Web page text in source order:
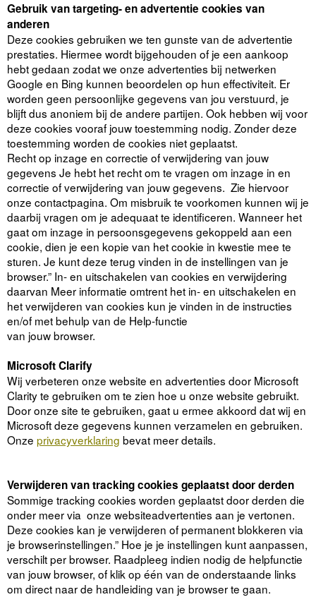
Gebruik van targeting- en advertentie cookies van
anderen
Deze cookies gebruiken we ten gunste van de advertentie
prestaties. Hiermee wordt bijgehouden of je een aankoop
hebt gedaan zodat we onze advertenties bij netwerken
Google en Bing kunnen beoordelen op hun effectiviteit. Er
worden geen persoonlijke gegevens van jou verstuurd, je
blijft dus anoniem bij de andere partijen. Ook hebben wij voor
deze cookies vooraf jouw toestemming nodig. Zonder deze
toestemming worden de cookies niet geplaatst.
Recht op inzage en correctie of verwijdering van jouw
gegevens Je hebt het recht om te vragen om inzage in en
correctie of verwijdering van jouw gegevens. Zie hiervoor
onze contactpagina. Om misbruik te voorkomen kunnen wij je
daarbij vragen om je adequaat te identificeren. Wanneer het
gaat om inzage in persoonsgegevens gekoppeld aan een
cookie, dien je een kopie van het cookie in kwestie mee te
sturen. Je kunt deze terug vinden in de instellingen van je
browser.” In- en uitschakelen van cookies en verwijdering
daarvan Meer informatie omtrent het in- en uitschakelen en
het verwijderen van cookies kun je vinden in de instructies
en/of met behulp van de Help-functie
van jouw browser.
Microsoft Clarify
Wij verbeteren onze website en advertenties door Microsoft
Clarity te gebruiken om te zien hoe u onze website gebruikt.
Door onze site te gebruiken, gaat u ermee akkoord dat wij en
Microsoft deze gegevens kunnen verzamelen en gebruiken.
Onze privacyverklaring bevat meer details.
Verwijderen van tracking cookies geplaatst door derden
Sommige tracking cookies worden geplaatst door derden die
onder meer via onze websiteadvertenties aan je vertonen.
Deze cookies kan je verwijderen of permanent blokkeren via
je browserinstellingen.” Hoe je je instellingen kunt aanpassen,
verschilt per browser. Raadpleeg indien nodig de helpfunctie
van jouw browser, of klik op één van de onderstaande links
om direct naar de handleiding van je browser te gaan.